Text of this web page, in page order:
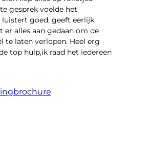
gesprek voelde het
goed, geeft eerlijk
er alles aan gedaan om de
te laten verlopen. Heel erg
top hulp,ik raad het iedereen